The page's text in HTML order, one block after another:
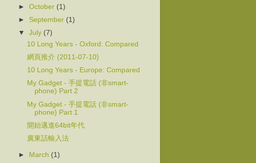
►October (1)
► September (1)
▼July (7)
10 Long Years - Oxford: Compared
網頁推介 (2011-07-10)
10 Long Years - Europe: Compared
My Gadget - 手提電話 (非smart-
phone) Part 2
My Gadget - 手提電話 (非smart-
phone) Part 1
開始邁進64bit年代
廣東話輸入法
► March (1)